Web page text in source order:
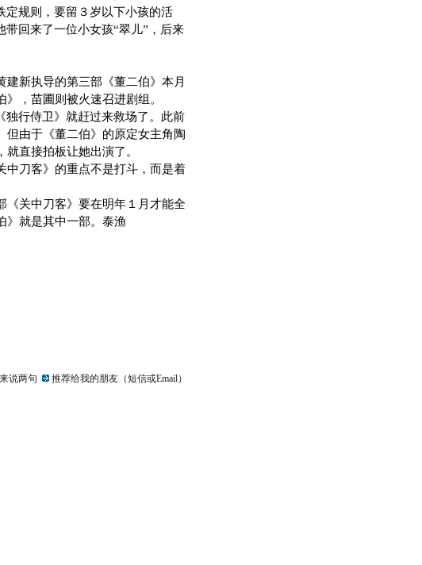
定规则，要留３岁以下小孩的活
回来了一位小女孩“翠儿”，后来
新执导的第三部《董二伯》本月
，苗圃则被火速召进剧组。
行侍卫》就赶过来救场了。此前
但由于《董二伯》的原定女主角陶
直接拍板让她出演了。
刀客》的重点不是打斗，而是着
关中刀客》要在明年１月才能全
》就是其中一部。泰渔
说两句
推荐给我的朋友（短信或Email）